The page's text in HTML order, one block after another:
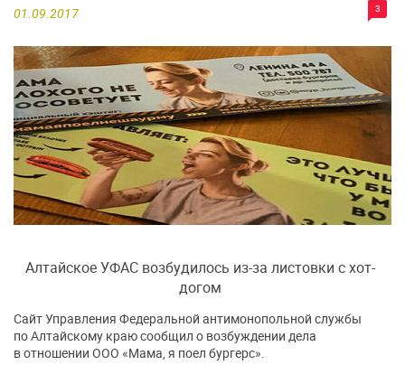
01.09.2017 3
Алтайское УФАС возбудилось из-за листовки с хот-
догом
Сайт Управления Федеральной антимонопольной службы
по Алтайскому краю сообщил о возбуждении дела
в отношении ООО «Мама, я поел бургерс».